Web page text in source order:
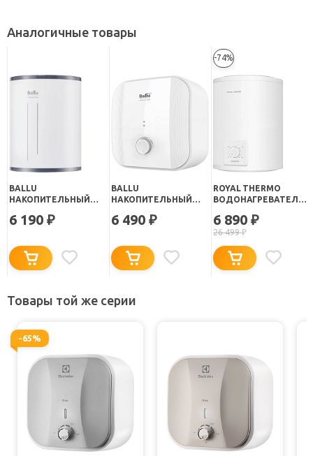
Аналогичные товары
BALLU
НАКОПИТЕЛЬНЫЙ
BWH/S 10 OMNIUM UNI
6 190 ₽
BALLU
НАКОПИТЕЛЬНЫЙ
CAPSULE PLUS U
6 490 ₽
-74%
ROYAL THERMO
ВОДОНАГРЕВАТЕЛЬ
GENIE ECO RWH 10 O
6 890 ₽
26 499₽
Товары той же серии
-65%